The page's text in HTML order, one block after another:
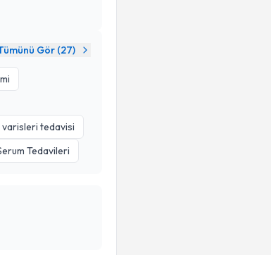
Gör (27)
tedavisi
Tedavileri